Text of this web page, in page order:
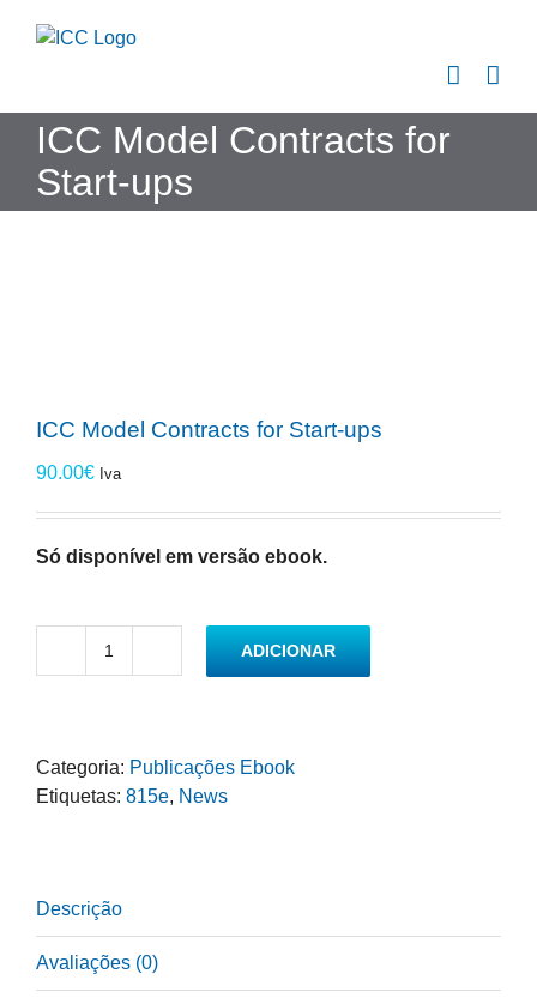
ICC Model Contracts for
Start-ups
ICC Model Contracts for Start-ups
90.00€ Iva
Só disponível em versão ebook.
Quantidade
Contracts
for
ADICIONAR
Categoria: Publicações Ebook
Etiquetas: 815e, News
Descrição
Avaliações (0)